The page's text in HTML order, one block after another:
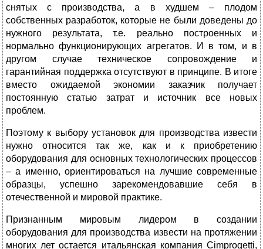
снятых с производства, а в худшем – плодом
собственных разработок, которые не были доведены до
нужного результата, т.е. реально построенных и
нормально функционирующих агрегатов. И в том, и в
другом случае техническое сопровождение и
гарантийная поддержка отсутствуют в принципе. В итоге
вместо ожидаемой экономии заказчик получает
постоянную статью затрат и источник все новых
проблем.
Поэтому к выбору установок для производства извести
нужно относится так же, как и к приобретению
оборудования для основных технологических процессов
– а именно, ориентироваться на лучшие современные
образцы, успешно зарекомендовавшие себя в
отечественной и мировой практике.
Признанным мировым лидером в создании
оборудования для производства извести на протяжении
многих лет остается итальянская компания Cimprogetti,